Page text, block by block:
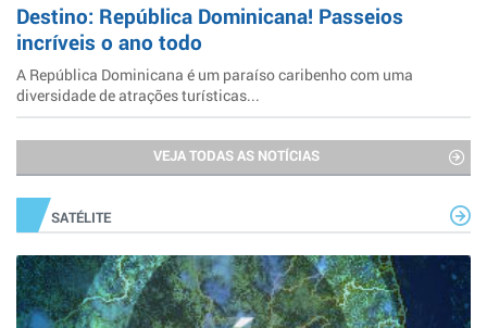
Destino: República Dominicana! Passeios
incríveis o ano todo
A República Dominicana é um paraíso caribenho com uma
diversidade de atrações turísticas...
VEJA TODAS AS NOTÍCIAS
SATÉLITE